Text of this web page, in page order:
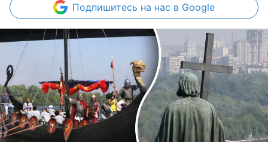
Подпишитесь на нас в Google